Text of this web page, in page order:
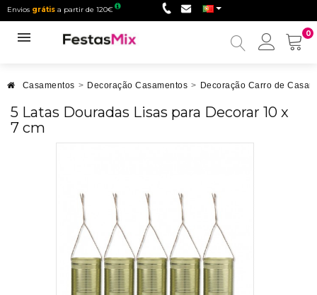
Envios grátis a partir de 120€
0
Minha
Casamentos > Decoração Casamentos > Decoração Carro de
5 Latas Douradas Lisas para Decorar 10 x
7 cm